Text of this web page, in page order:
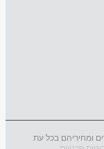
ומחיריהם בכל עת